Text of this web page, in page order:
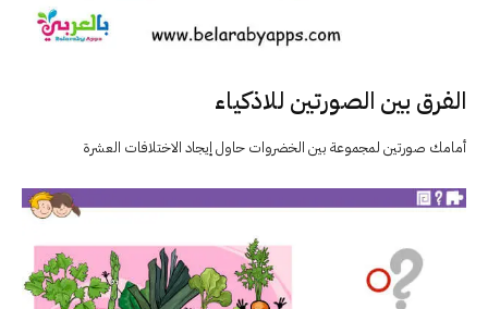
الفرق بين الصورتين للاذكياء
أمامك صورتين لمجموعة بين الخضروات حاول إيجاد الاختلافات العشرة